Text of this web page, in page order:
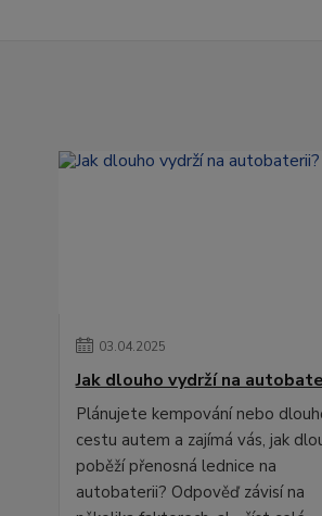
03.04.2025
Jak dlouho vydrží na
Plánujete kempování nebo
cestu autem a zajímá vás, jak
poběží přenosná lednice na
autobaterii? Odpověď závisí na